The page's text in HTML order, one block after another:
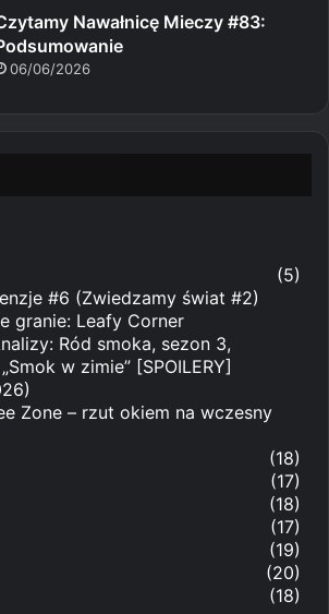
Nawałnicę Mieczy #83:
06/06/2026
(5)
#6 (Zwiedzamy świat #2)
granie: Leafy Corner
Ród smoka, sezon 3,
w zimie” [SPOILERY]
Zone – rzut okiem na wczesny
(18)
(17)
(18)
(17)
(19)
(20)
(18)